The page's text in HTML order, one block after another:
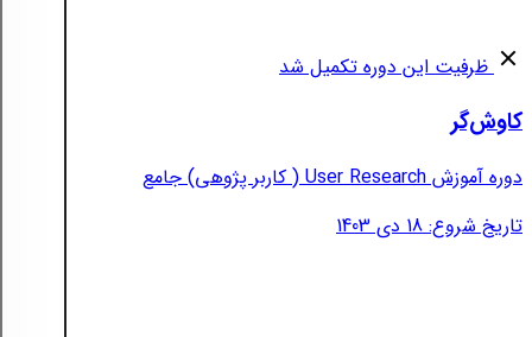
ظرفیت این دوره تکمیل شد
کاوش‌گر
دوره آموزش User Research ( کاربر پژوهی) جامع
تاریخ شروع: 18 دی 1403